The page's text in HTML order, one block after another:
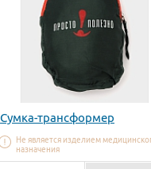
Сумка-трансформер
Не является изделием
назначения